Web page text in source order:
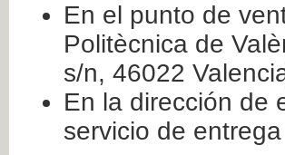
En el punto de
Politècnica de
s/n, 46022
En la dirección de
servicio de